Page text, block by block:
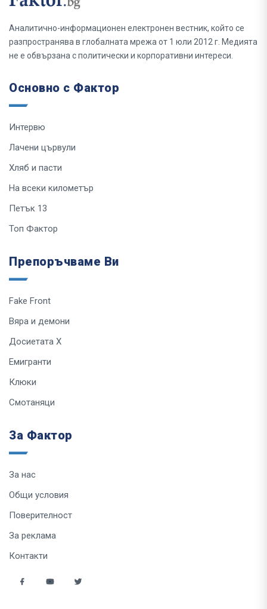
Аналитично-информационен електронен вестник, който се
разпространява в глобалната мрежа от 1 юли 2012 г. Медията
не е обвързана с политически и корпоративни интереси.
Основно с Фактор
Интервю
Лачени цървули
Хляб и пасти
На всеки километър
Петък 13
Топ Фактор
Препоръчваме Ви
Fake Front
Вяра и демони
Досиетата Х
Емигранти
Клюки
Смотаняци
За Фактор
За нас
Общи условия
Поверителност
За реклама
Контакти